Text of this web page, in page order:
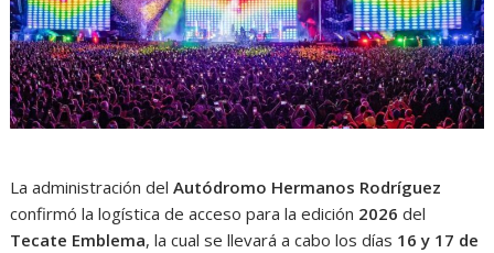
La administración delAutódromo Hermanos Rodríguez
confirmó la logística de acceso para la edición 2026 del
Tecate Emblema, la cual se llevará a cabo los días 16 y 17 de